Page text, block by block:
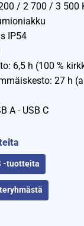
/ 2 700 / 3 500
IP54
6,5 h (100 %
27 h
A - USB C
-tuotteita